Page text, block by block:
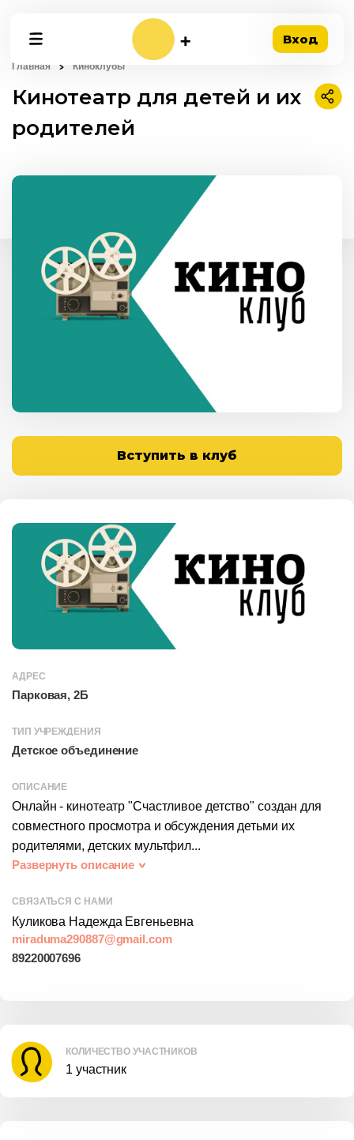
Вход
Главная Киноклубы
Кинотеатр для детей и их
родителей
Вступить в клуб
АДРЕС
Парковая, 2Б
ТИП УЧРЕЖДЕНИЯ
Детское объединение
ОПИСАНИЕ
Онлайн - кинотеатр "Счастливое детство" создан для
совместного просмотра и обсуждения детьми их
родителями, детских мультфил...
Развернуть описание
СВЯЗАТЬСЯ С НАМИ
Куликова Надежда Евгеньевна
miraduma290887@gmail.com
89220007696
КОЛИЧЕСТВО УЧАСТНИКОВ
1 участник